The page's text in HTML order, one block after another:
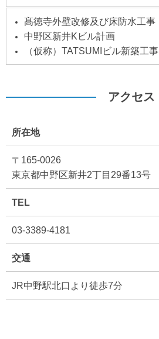
髙徳寺外壁改修及び床防水工事
中野区新井Kビル計画
（仮称）TATSUMIビル新築工事
アクセス
所在地
〒165-0026
東京都中野区新井2丁目29番13号
TEL
03-3389-4181
交通
JR中野駅北口より徒歩7分